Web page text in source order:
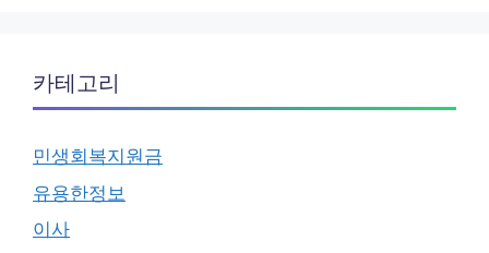
카테고리
민생회복지원금
유용한정보
이사